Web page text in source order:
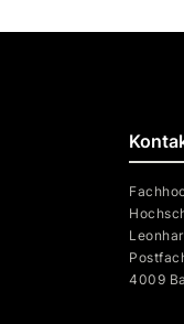
4009